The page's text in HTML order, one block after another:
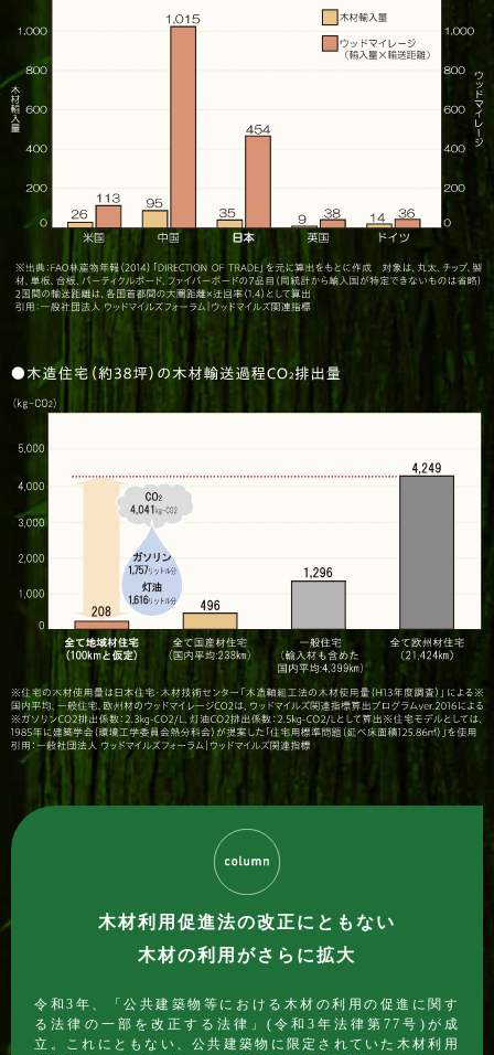
木材利用促進法の改正にともない
木材の利用がさらに拡大
令和3年、「公共建築物等における木材の利用の促進に関す
る法律の一部を改正する法律」(令和3年法律第77号)が成
立。これにともない、公共建築物に限定されていた木材利用